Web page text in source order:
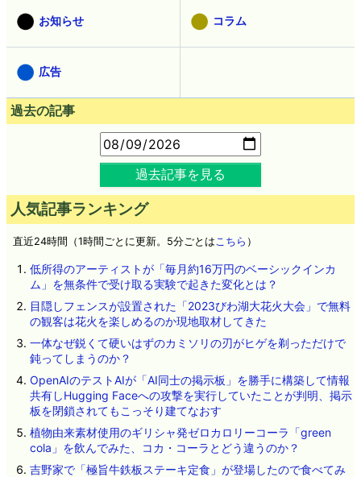
お知らせ コラム
広告
過去の記事
過去記事を見る
人気記事ランキング
直近24時間（1時間ごとに更新。5分ごとは こちら ）
低所得のアーティストが「毎月約16万円のベーシックインカ
ム」を無条件で受け取る実験で起きた変化とは？
目隠しフェンスが設置された「2023びわ湖大花火大会」で無料
の観客は花火を楽しめるのか現地取材してきた
一体なぜ鋭くて硬いはずのカミソリの刃がヒゲを剃っただけで
鈍ってしまうのか？
OpenAIのテストAIが「AI同士の掲示板」を勝手に構築して情報
共有しHugging Faceへの攻撃を実行していたことが判明、掲示
板を閉鎖されてもこっそり建てなおす
植物由来素材使用のギリシャ発ゼロカロリーコーラ「green
cola」を飲んでみた、コカ・コーラとどう違うのか？
吉野家で「極旨牛鉄板ステーキ定食」が登場したので食べてみ